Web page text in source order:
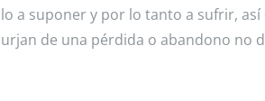
a suponer y por lo tanto a sufrir,
de una pérdida o abandono no